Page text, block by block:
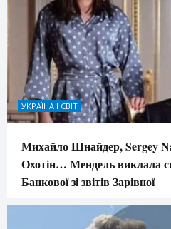
УКРАЇНА І СВІТ
Михайло Шнайдер, Sergey
Охотін… Мендель виклала
Банкової зі звітів Зарівної